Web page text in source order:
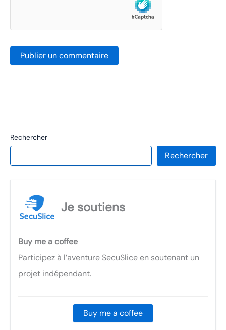
Rechercher
Rechercher
Je soutiens
Buy me a coffee
Participez à l’aventure SecuSlice en soutenant un
projet indépendant.
Buy me a coffee